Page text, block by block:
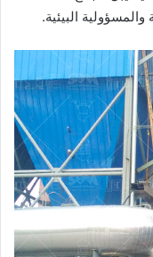
والمسؤولية البيئية.